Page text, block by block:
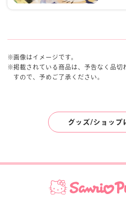
画像はイメージです。
掲載されている商品は、予告なく品切
すので、予めご了承ください。
グッズ/ショップ